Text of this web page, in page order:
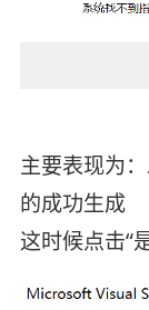
主要表现为
的成功生成
这时候点击“